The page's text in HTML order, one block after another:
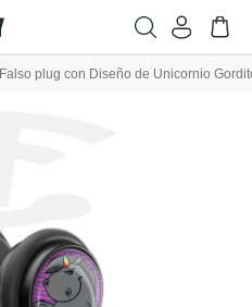
Falso plug con Diseño de Unicornio